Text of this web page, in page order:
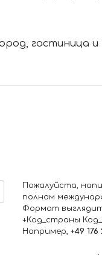
гостиница и
Пожалуйста,
полном
Формат
+Код_страны
Например, +49 176